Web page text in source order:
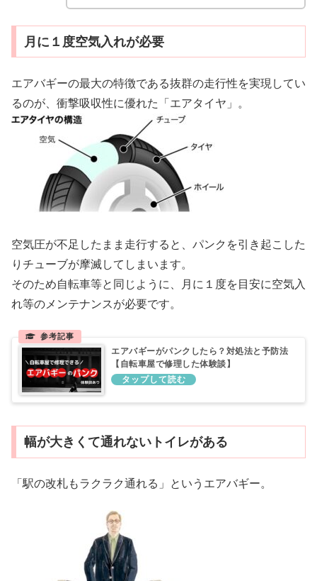
月に１度空気入れが必要
エアバギーの最大の特徴である抜群の走行性を実現してい
るのが、衝撃吸収性に優れた「エアタイヤ」。
空気圧が不足したまま走行すると、パンクを引き起こした
りチューブが摩滅してしまいます。
そのため自転車等と同じように、月に１度を目安に空気入
れ等のメンテナンスが必要です。
エアバギーがパンクしたら？対処法と予防法
【自転車屋で修理した体験談】
幅が大きくて通れないトイレがある
「駅の改札もラクラク通れる」というエアバギー。